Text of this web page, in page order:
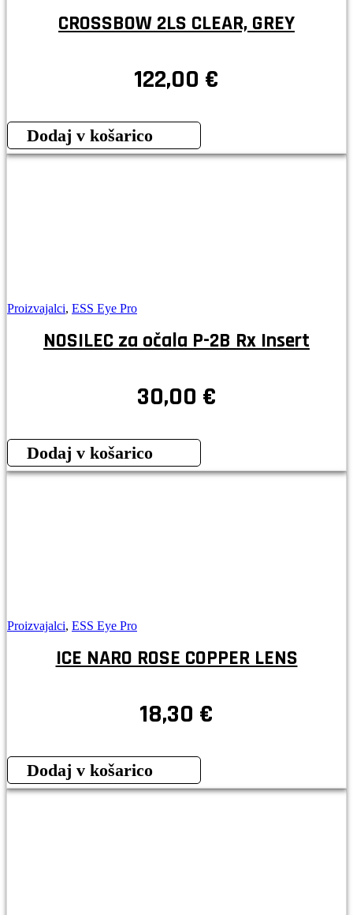
CROSSBOW 2LS CLEAR, GREY
122,00 €
Dodaj v košarico
Proizvajalci, ESS Eye Pro
NOSILEC za očala P-2B Rx Insert
30,00 €
Dodaj v košarico
Proizvajalci, ESS Eye Pro
ICE NARO ROSE COPPER LENS
18,30 €
Dodaj v košarico